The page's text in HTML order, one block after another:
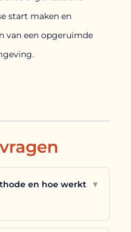
start maken en
van een opgeruimde
en hoe werkt
▼